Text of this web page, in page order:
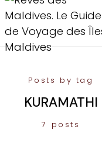
Posts by tag
KURAMATHI
7 posts